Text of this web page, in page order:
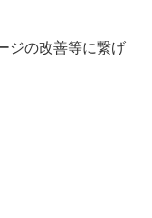
ジの改善等に繋げ